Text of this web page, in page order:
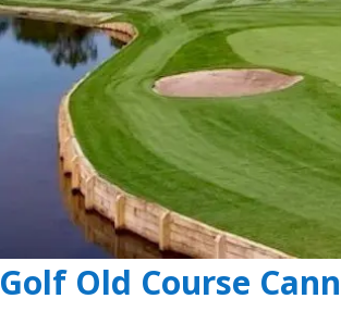
Golf Old Course